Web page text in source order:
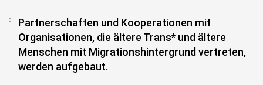
Partnerschaften und Kooperationen mit
Organisationen, die ältere Trans* und ältere
Menschen mit Migrationshintergrund vertreten,
werden aufgebaut.